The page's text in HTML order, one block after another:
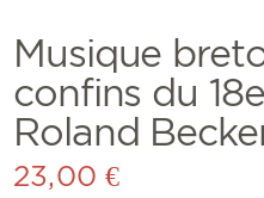
Musique
confins du
Roland
23,00 €